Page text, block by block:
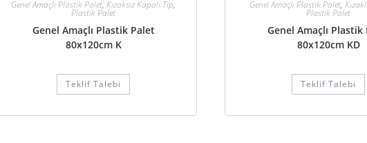
Genel Amaçlı Plastik Palet, Kızaksız Kapalı Tip,
Plastik Palet
Genel Amaçlı Plastik Palet
80x120cm K
Teklif Talebi
Genel Amaçlı Plastik Palet,
Plastik Palet
Genel Amaçlı Plastik
80x120cm KD
Teklif Talebi